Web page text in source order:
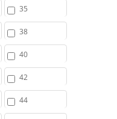
35
38
40
42
44